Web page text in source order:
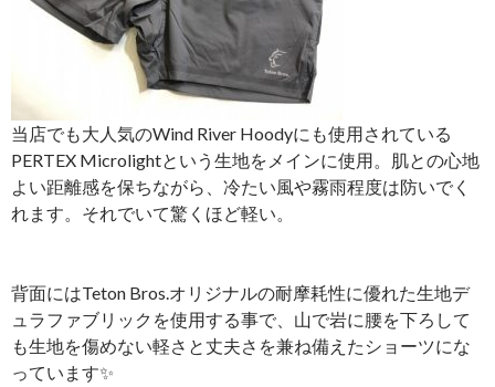
当店でも大人気のWind River Hoodyにも使用されている
PERTEX Microlightという生地をメインに使用。肌との心地
よい距離感を保ちながら、冷たい風や霧雨程度は防いでく
れます。それでいて驚くほど軽い。
背面にはTeton Bros.オリジナルの耐摩耗性に優れた生地デ
ュラファブリックを使用する事で、山で岩に腰を下ろして
も生地を傷めない軽さと丈夫さを兼ね備えたショーツにな
っています✨